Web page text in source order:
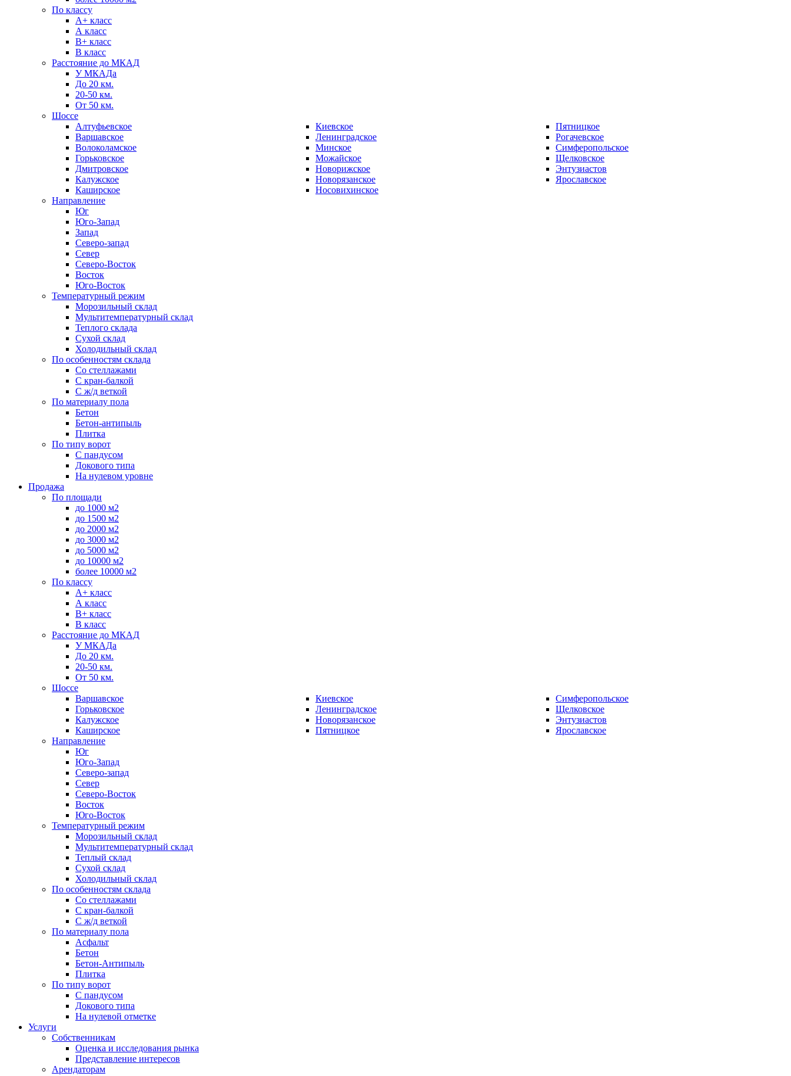
По классу
А+ класс
А класс
B+ класс
В класс
Расстояние до МКАД
У МКАДа
До 20 км.
20-50 км.
От 50 км.
Шоссе
Алтуфьевское
Варшавское
Волоколамское
Горьковское
Дмитровское
Калужское
Каширское
Киевское
Ленинградское
Минское
Можайское
Новорижское
Новорязанское
Носовихинское
Пятницкое
Рогачевское
Симферопольское
Щелковское
Энтузиастов
Ярославское
Направление
Юг
Юго-Запад
Запад
Северо-запад
Север
Северо-Восток
Восток
Юго-Восток
Температурный режим
Морозильный склад
Мультитемпературный склад
Теплого склада
Сухой склад
Холодильный склад
По особенностям склада
Со стеллажами
С кран-балкой
С ж/д веткой
По материалу пола
Бетон
Бетон-антипыль
Плитка
По типу ворот
С пандусом
Докового типа
На нулевом уровне
Продажа
По площади
до 1000 м2
до 1500 м2
до 2000 м2
до 3000 м2
до 5000 м2
до 10000 м2
более 10000 м2
По классу
A+ класс
А класс
В+ класс
B класс
Расстояние до МКАД
У МКАДа
До 20 км.
20-50 км.
От 50 км.
Шоссе
Варшавское
Горьковское
Калужское
Каширское
Киевское
Ленинградское
Новорязанское
Пятницкое
Симферопольское
Щелковское
Энтузиастов
Ярославское
Направление
Юг
Юго-Запад
Северо-запад
Север
Северо-Восток
Восток
Юго-Восток
Температурный режим
Морозильный склад
Мультитемпературный склад
Теплый склад
Сухой склад
Холодильный склад
По особенностям склада
Со стеллажами
С кран-балкой
С ж/д веткой
По материалу пола
Асфальт
Бетон
Бетон-Антипыль
Плитка
По типу ворот
С пандусом
Докового типа
На нулевой отметке
Услуги
Собственникам
Оценка и исследования рынка
Представление интересов
Арендаторам